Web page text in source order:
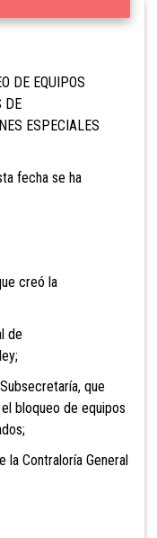
DE EQUIPOS
DE
ESPECIALES
fecha se ha
creó la
de
que
bloqueo de equipos
Contraloría General